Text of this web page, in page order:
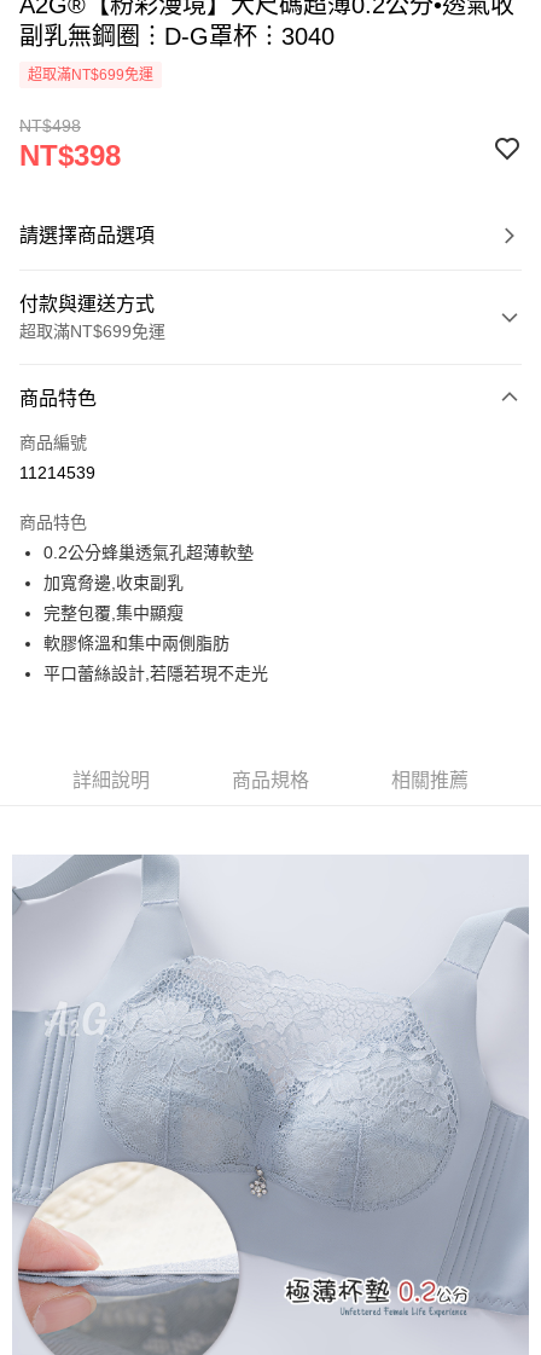
副乳無鋼圈︙D-G罩杯︙3040
超取滿NT$699免運
NT$498
NT$398
請選擇商品選項
付款與運送方式
超取滿NT$699免運
信用卡一次付款
超商取貨付款
街口支付
悠遊付
AFTEE先享後付
相關說明
２．便利：只要手機號碼，簡訊認證，即可結帳。
１．於結帳方式選擇「AFTEE先享後付」後，將跳轉至「AFTEE先享後付」
結帳頁面，進行簡訊認證並確認金額後，即可完成結帳。
２．訂單成立數日內，您將收到繳費通知簡訊。
３．收到繳費通知簡訊後14天內，點擊此簡訊中的連結，可透過四大超商／
ATM／網路銀行／等多元方式進行付款，方視為交易完成。
※ 請注意：結帳手續完成當下不需立刻繳費，但若您需要取消訂單，請聯絡
購買商品的店家。未經商家同意取消之訂單仍視為有效，需透過AFTEE先享
後付繳納相關費用。
※ 交易是否成功請以「AFTEE先享後付 」之結帳頁面顯示為準，若有關於
是否繳費成功／繳費後需取消欲退款等相關疑問，請聯繫「AFTEE先享後付
客戶支援中心」https://netprotections.freshdesk.com/support/home
【注意事項】
１．透過由恩沛科技股份有限公司提供之「AFTEE先享後付」服務完成之交
易，需依本服務之必要範圍內提供個人資料，並將交易相關給付款項請求債
權轉讓予恩沛科技股份有限公司。
２．關於個人資料處理事宜，請瀏覽以下網址：
https://aftee.tw/terms/#terms3
３．未成年的使用者請事先徵得法定代理人或監護人之同意方可使用
「AFTEE先享後付」，若未經同意申辦者引起之損失，本公司不負相關責
任。
４．使用「AFTEE先享後付」時，將依據個別帳號之用戶狀況，依本公司即
時審查核予不同之上限額度；若仍有額度不足之情形，本公司將視審查結果
運送方式
付款後全家取貨
每筆NT$60，滿NT$699(含以上)免運費
每筆NT$60，滿NT$699(含以上)免運費
付款後7-11取貨
每筆NT$60，滿NT$699(含以上)免運費
宅配
每筆NT$100，滿NT$2,000(含以上)免運費
商品特色
商品編號
11214539
商品特色
0.2公分蜂巢透氣孔超薄軟墊
加寬脅邊,收束副乳
完整包覆,集中顯瘦
軟膠條溫和集中兩側脂肪
平口蕾絲設計,若隱若現不走光
詳細說明 商品規格 相關推薦